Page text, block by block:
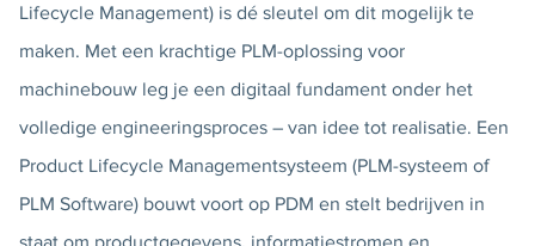
Lifecycle Management) is dé sleutel om dit mogelijk te
maken. Met een krachtige PLM-oplossing voor
machinebouw leg je een digitaal fundament onder het
volledige engineeringsproces – van idee tot realisatie. Een
Product Lifecycle Managementsysteem (PLM-systeem of
PLM Software) bouwt voort op PDM en stelt bedrijven in
staat om productgegevens, informatiestromen en